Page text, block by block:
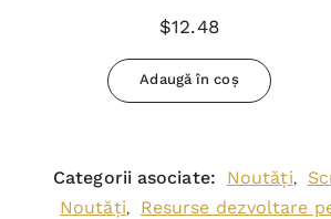
$12.48
Adaugă în coș
Categorii asociate: Noutăți,
Noutăți, Resurse dezvoltare